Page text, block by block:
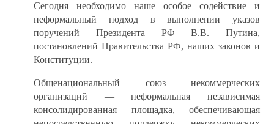
Сегодня необходимо наше особое содействие и
неформальный подход в выполнении указов
поручений Президента РФ В.В. Путина,
постановлений Правительства РФ, наших законов и
Конституции.
Общенациональный союз некоммерческих
организаций — неформальная независимая
консолидированная площадка, обеспечивающая